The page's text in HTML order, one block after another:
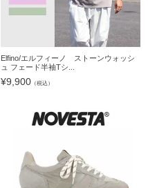
Elfino/エルフィーノ ストーンウォッシ
ュ フェード半袖Tシ...
¥9,900（税込）